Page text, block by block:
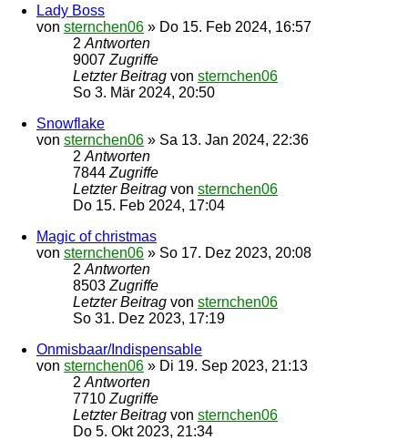
Lady Boss
von sternchen06 » Do 15. Feb 2024, 16:57
2 Antworten
9007 Zugriffe
Letzter Beitrag von sternchen06
So 3. Mär 2024, 20:50
Snowflake
von sternchen06 » Sa 13. Jan 2024, 22:36
2 Antworten
7844 Zugriffe
Letzter Beitrag von sternchen06
Do 15. Feb 2024, 17:04
Magic of christmas
von sternchen06 » So 17. Dez 2023, 20:08
2 Antworten
8503 Zugriffe
Letzter Beitrag von sternchen06
So 31. Dez 2023, 17:19
Onmisbaar/Indispensable
von sternchen06 » Di 19. Sep 2023, 21:13
2 Antworten
7710 Zugriffe
Letzter Beitrag von sternchen06
Do 5. Okt 2023, 21:34